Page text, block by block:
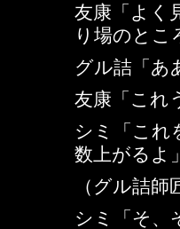
友康「よく
り場のとこ
グル詰「
友康「これ
シミ「これ
数上がるよ
（グル詰
シミ「そ